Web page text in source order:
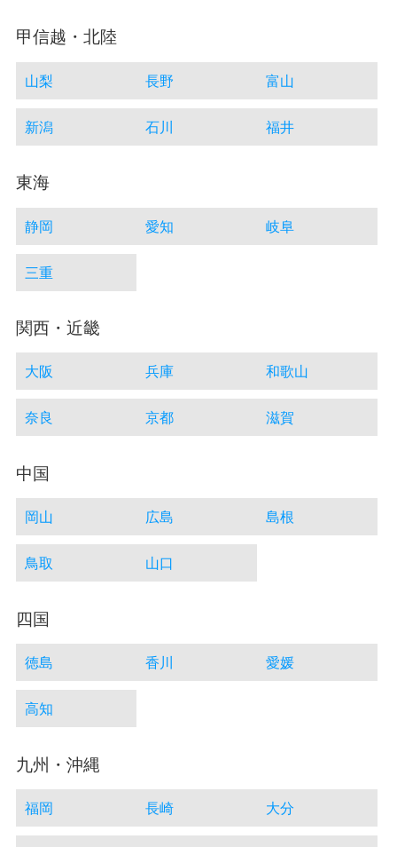
甲信越・北陸
山梨 長野 富山
新潟 石川 福井
東海
静岡 愛知 岐阜
三重
関西・近畿
大阪 兵庫 和歌山
奈良 京都 滋賀
中国
岡山 広島 島根
鳥取 山口
四国
徳島 香川 愛媛
高知
九州・沖縄
福岡 長崎 大分